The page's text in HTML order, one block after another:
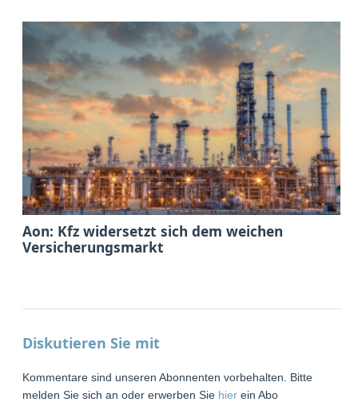
Aon: Kfz widersetzt sich dem weichen
Versicherungsmarkt
Diskutieren Sie mit
Kommentare sind unseren Abonnenten vorbehalten. Bitte
melden Sie sich an oder erwerben Sie hier ein Abo